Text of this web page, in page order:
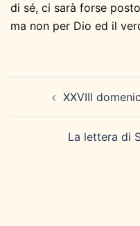
di sé, ci sarà forse
ma non per Dio ed il
articoloXXVIII
La lettera di